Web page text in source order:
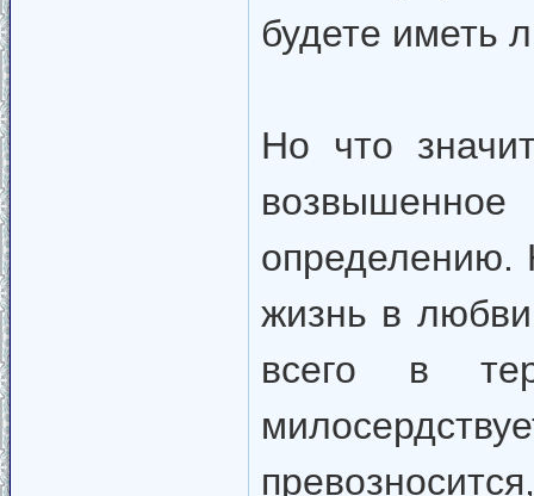
будете иметь
Но что
определению.
жизнь в
всего в